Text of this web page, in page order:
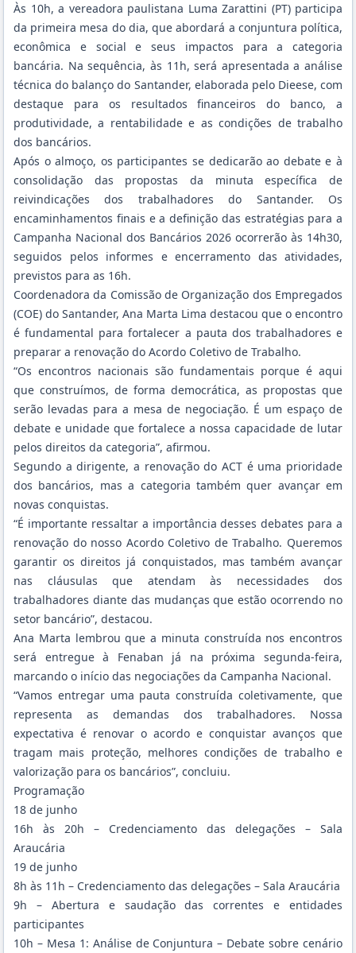
Às 10h, a vereadora paulistana Luma Zarattini (PT) participa
da primeira mesa do dia, que abordará a conjuntura política,
econômica e social e seus impactos para a categoria
bancária. Na sequência, às 11h, será apresentada a análise
técnica do balanço do Santander, elaborada pelo Dieese, com
destaque para os resultados financeiros do banco, a
produtividade, a rentabilidade e as condições de trabalho
dos bancários.
Após o almoço, os participantes se dedicarão ao debate e à
consolidação das propostas da minuta específica de
reivindicações dos trabalhadores do Santander. Os
encaminhamentos finais e a definição das estratégias para a
Campanha Nacional dos Bancários 2026 ocorrerão às 14h30,
seguidos pelos informes e encerramento das atividades,
previstos para as 16h.
Coordenadora da Comissão de Organização dos Empregados
(COE) do Santander, Ana Marta Lima destacou que o encontro
é fundamental para fortalecer a pauta dos trabalhadores e
preparar a renovação do Acordo Coletivo de Trabalho.
“Os encontros nacionais são fundamentais porque é aqui
que construímos, de forma democrática, as propostas que
serão levadas para a mesa de negociação. É um espaço de
debate e unidade que fortalece a nossa capacidade de lutar
pelos direitos da categoria”, afirmou.
Segundo a dirigente, a renovação do ACT é uma prioridade
dos bancários, mas a categoria também quer avançar em
novas conquistas.
“É importante ressaltar a importância desses debates para a
renovação do nosso Acordo Coletivo de Trabalho. Queremos
garantir os direitos já conquistados, mas também avançar
nas cláusulas que atendam às necessidades dos
trabalhadores diante das mudanças que estão ocorrendo no
setor bancário”, destacou.
Ana Marta lembrou que a minuta construída nos encontros
será entregue à Fenaban já na próxima segunda-feira,
marcando o início das negociações da Campanha Nacional.
“Vamos entregar uma pauta construída coletivamente, que
representa as demandas dos trabalhadores. Nossa
expectativa é renovar o acordo e conquistar avanços que
tragam mais proteção, melhores condições de trabalho e
valorização para os bancários”, concluiu.
Programação
18 de junho
16h às 20h – Credenciamento das delegações – Sala
Araucária
19 de junho
8h às 11h – Credenciamento das delegações – Sala Araucária
9h – Abertura e saudação das correntes e entidades
participantes
10h – Mesa 1: Análise de Conjuntura – Debate sobre cenário